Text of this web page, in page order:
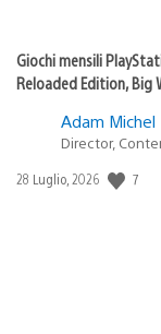
Giochi mensili
Reloaded Edition, Big
Adam Michel
Director,
Data
28 Luglio, 2026 7